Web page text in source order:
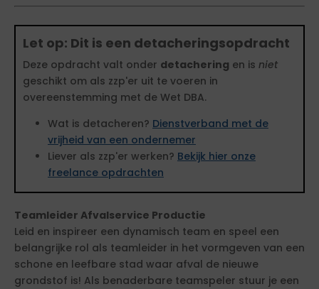
Let op: Dit is een detacheringsopdracht
Deze opdracht valt onder detachering en is niet
geschikt om als zzp'er uit te voeren in
overeenstemming met de Wet DBA.
Wat is detacheren? Dienstverband met de
vrijheid van een ondernemer
Liever als zzp'er werken? Bekijk hier onze
freelance opdrachten
Teamleider Afvalservice Productie
Leid en inspireer een dynamisch team en speel een
belangrijke rol als teamleider in het vormgeven van een
schone en leefbare stad waar afval de nieuwe
grondstof is! Als benaderbare teamspeler stuur je een